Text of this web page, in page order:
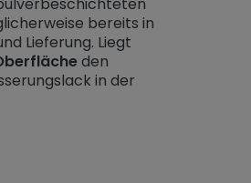
bereits in
Lieferung. Liegt
den
in der